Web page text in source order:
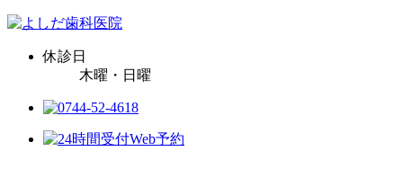
休診日
木曜・日曜